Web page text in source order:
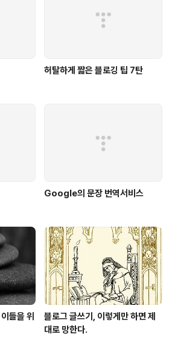
허탈하게 짧은 블로깅 팁 7탄
Google의 문장 번역서비스
들을 위
블로그 글쓰기, 이렇게만 하면 제
대로 망한다.